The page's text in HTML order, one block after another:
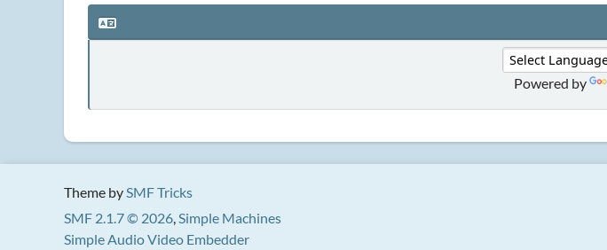
Powered by
Theme bySMF Tricks
SMF 2.1.7 © 2026,Simple Machines
Simple Audio Video Embedder